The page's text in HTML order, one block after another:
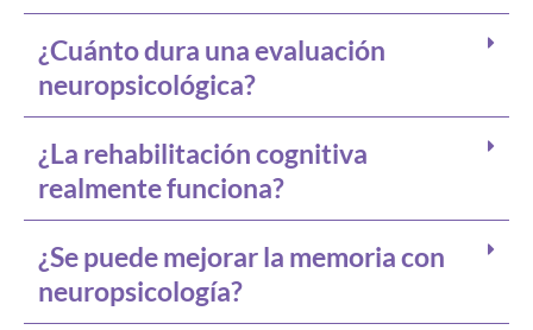
¿Cuánto dura una evaluación
neuropsicológica?
¿La rehabilitación cognitiva
realmente funciona?
¿Se puede mejorar la memoria con
neuropsicología?